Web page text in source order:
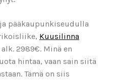
ja pääkaupunkiseudulla
Kuusilinna
2989€. Minä en
hintaa, vaan sain siitä
Tämä on siis